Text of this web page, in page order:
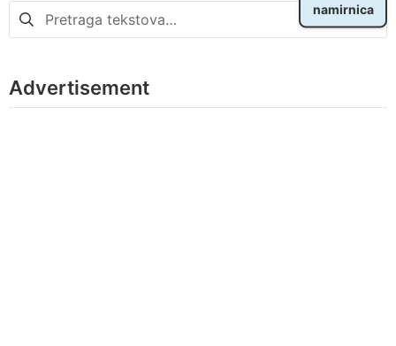
Pretraga
za:
Advertisement
namirnica